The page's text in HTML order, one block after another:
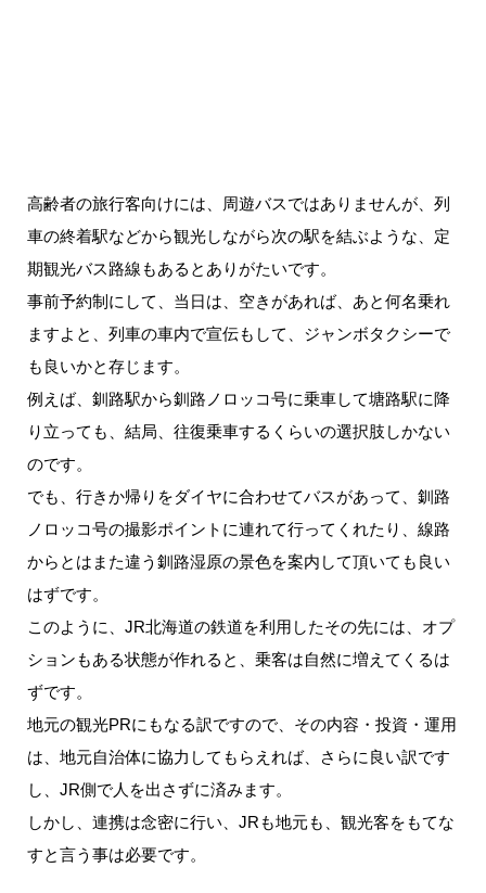
高齢者の旅行客向けには、周遊バスではありませんが、列
車の終着駅などから観光しながら次の駅を結ぶような、定
期観光バス路線もあるとありがたいです。
事前予約制にして、当日は、空きがあれば、あと何名乗れ
ますよと、列車の車内で宣伝もして、ジャンボタクシーで
も良いかと存じます。
例えば、釧路駅から釧路ノロッコ号に乗車して塘路駅に降
り立っても、結局、往復乗車するくらいの選択肢しかない
のです。
でも、行きか帰りをダイヤに合わせてバスがあって、釧路
ノロッコ号の撮影ポイントに連れて行ってくれたり、線路
からとはまた違う釧路湿原の景色を案内して頂いても良い
はずです。
このように、JR北海道の鉄道を利用したその先には、オプ
ションもある状態が作れると、乗客は自然に増えてくるは
ずです。
地元の観光PRにもなる訳ですので、その内容・投資・運用
は、地元自治体に協力してもらえれば、さらに良い訳です
し、JR側で人を出さずに済みます。
しかし、連携は念密に行い、JRも地元も、観光客をもてな
すと言う事は必要です。